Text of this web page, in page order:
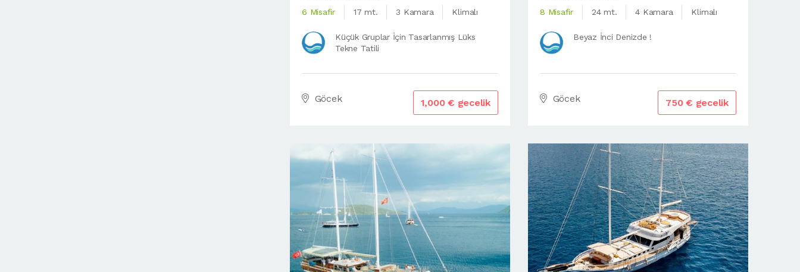
6 Misafir 17 mt. 3 Kamara Klimalı
Küçük Gruplar İçin Tasarlanmış Lüks
Tekne Tatili
Göcek 1,000 € gecelik
8 Misafir 24 mt. 4 Kamara Klimalı
Beyaz İnci Denizde !
Göcek 750 € gecelik